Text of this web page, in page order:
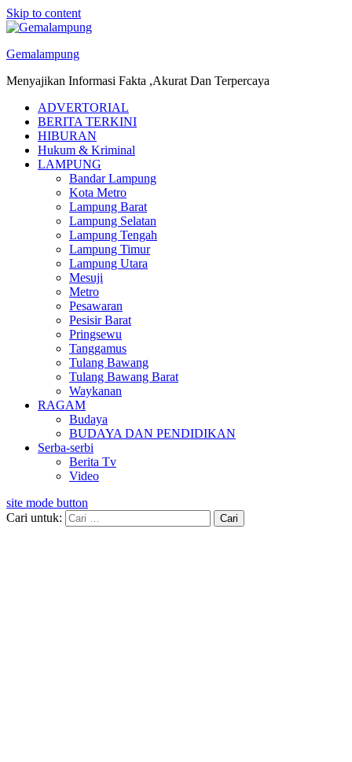
Skip to content
Gemalampung
Menyajikan Informasi Fakta ,Akurat Dan Terpercaya
ADVERTORIAL
BERITA TERKINI
HIBURAN
Hukum & Kriminal
LAMPUNG
Bandar Lampung
Kota Metro
Lampung Barat
Lampung Selatan
Lampung Tengah
Lampung Timur
Lampung Utara
Mesuji
Metro
Pesawaran
Pesisir Barat
Pringsewu
Tanggamus
Tulang Bawang
Tulang Bawang Barat
Waykanan
RAGAM
Budaya
BUDAYA DAN PENDIDIKAN
Serba-serbi
Berita Tv
Video
site mode button
Cari untuk: